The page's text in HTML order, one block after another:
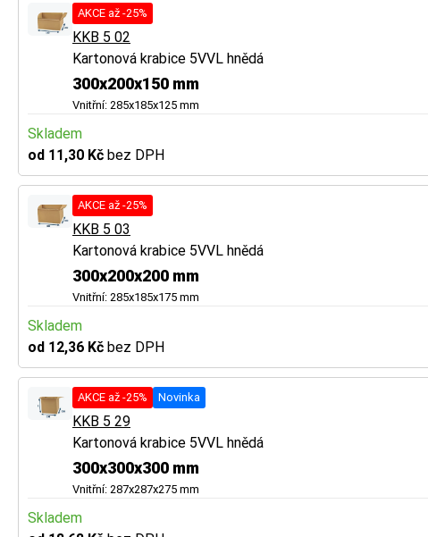
AKCE až -25%
KKB 5 02
Kartonová krabice 5VVL hnědá
300x200x150 mm
Vnitřní: 285x185x125 mm
Skladem
od 11,30 Kč bez DPH
AKCE až -25%
KKB 5 03
Kartonová krabice 5VVL hnědá
300x200x200 mm
Vnitřní: 285x185x175 mm
Skladem
od 12,36 Kč bez DPH
AKCE až -25% Novinka
KKB 5 29
Kartonová krabice 5VVL hnědá
300x300x300 mm
Vnitřní: 287x287x275 mm
Skladem